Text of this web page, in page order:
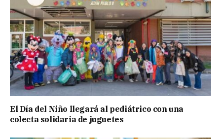
El Día del Niño llegará al pediátrico con una
colecta solidaria de juguetes